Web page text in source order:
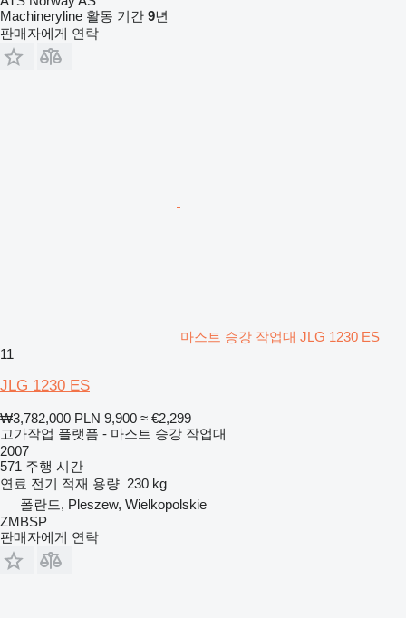
Machineryline 활동 기간 9년
판매자에게 연락
마스트 승강 작업대 JLG 1230 ES
11
JLG 1230 ES
₩3,782,000 PLN 9,900 ≈ €2,299
고가작업 플랫폼 - 마스트 승강 작업대
2007
571 주행 시간
연료 전기 적재 용량 230 kg
폴란드, Pleszew, Wielkopolskie
ZMBSP
판매자에게 연락